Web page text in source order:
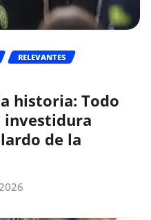
RELEVANTES
historia: Todo
de la